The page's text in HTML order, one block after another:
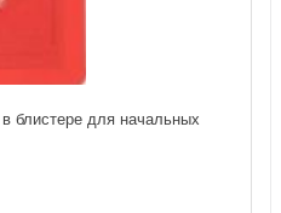
блистере для начальных